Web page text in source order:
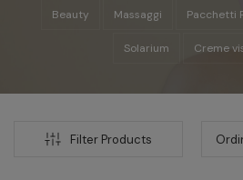
Beauty Massaggi Pacchetti
Solarium Creme
Filter Products